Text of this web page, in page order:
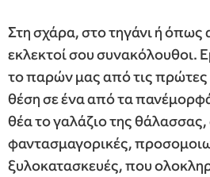
Στη σχάρα, στο τηγάνι ή όπως
εκλεκτοί σου συνακόλουθοι.
το παρών μας από τις
θέση σε ένα από τα
θέα το γαλάζιο της θάλασσας,
φαντασμαγορικές,
ξυλοκατασκευές, που